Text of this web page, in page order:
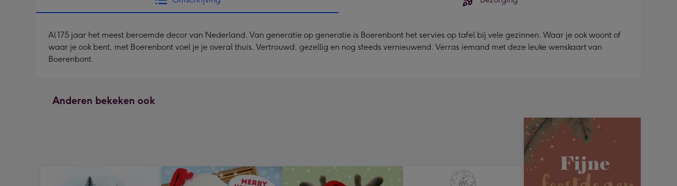
Al 175 jaar het meest beroemde decor van Nederland. Van generatie op generatie is Boerenbont het servies op tafel bij vele gezinnen. Waar je ook woont of
waar je ook bent, met Boerenbont voel je je overal thuis. Vertrouwd, gezellig en nog steeds vernieuwend. Verras iemand met deze leuke wenskaart van
Boerenbont.
Anderen bekeken ook